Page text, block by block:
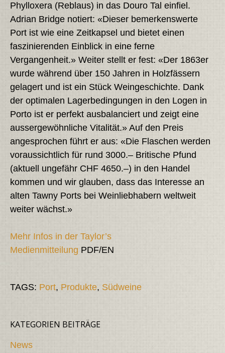
Phylloxera (Reblaus) in das Douro Tal einfiel.
Adrian Bridge notiert: «Dieser bemerkenswerte
Port ist wie eine Zeitkapsel und bietet einen
faszinierenden Einblick in eine ferne
Vergangenheit.» Weiter stellt er fest: «Der 1863er
wurde während über 150 Jahren in Holzfässern
gelagert und ist ein Stück Weingeschichte. Dank
der optimalen Lagerbedingungen in den Logen in
Porto ist er perfekt ausbalanciert und zeigt eine
aussergewöhnliche Vitalität.» Auf den Preis
angesprochen führt er aus: «Die Flaschen werden
voraussichtlich für rund 3000.– Britische Pfund
(aktuell ungefähr CHF 4650.–) in den Handel
kommen und wir glauben, dass das Interesse an
alten Tawny Ports bei Weinliebhabern weltweit
weiter wächst.»
Mehr Infos in der Taylor’s
Medienmitteilung PDF/EN
TAGS: Port, Produkte, Südweine
KATEGORIEN BEITRÄGE
News